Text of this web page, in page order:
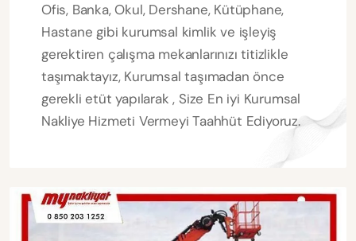
Ofis, Banka, Okul, Dershane, Kütüphane,
Hastane gibi kurumsal kimlik ve işleyiş
gerektiren çalışma mekanlarınızı titizlikle
taşımaktayız, Kurumsal taşımadan önce
gerekli etüt yapılarak , Size En iyi Kurumsal
Nakliye Hizmeti Vermeyi Taahhüt Ediyoruz.